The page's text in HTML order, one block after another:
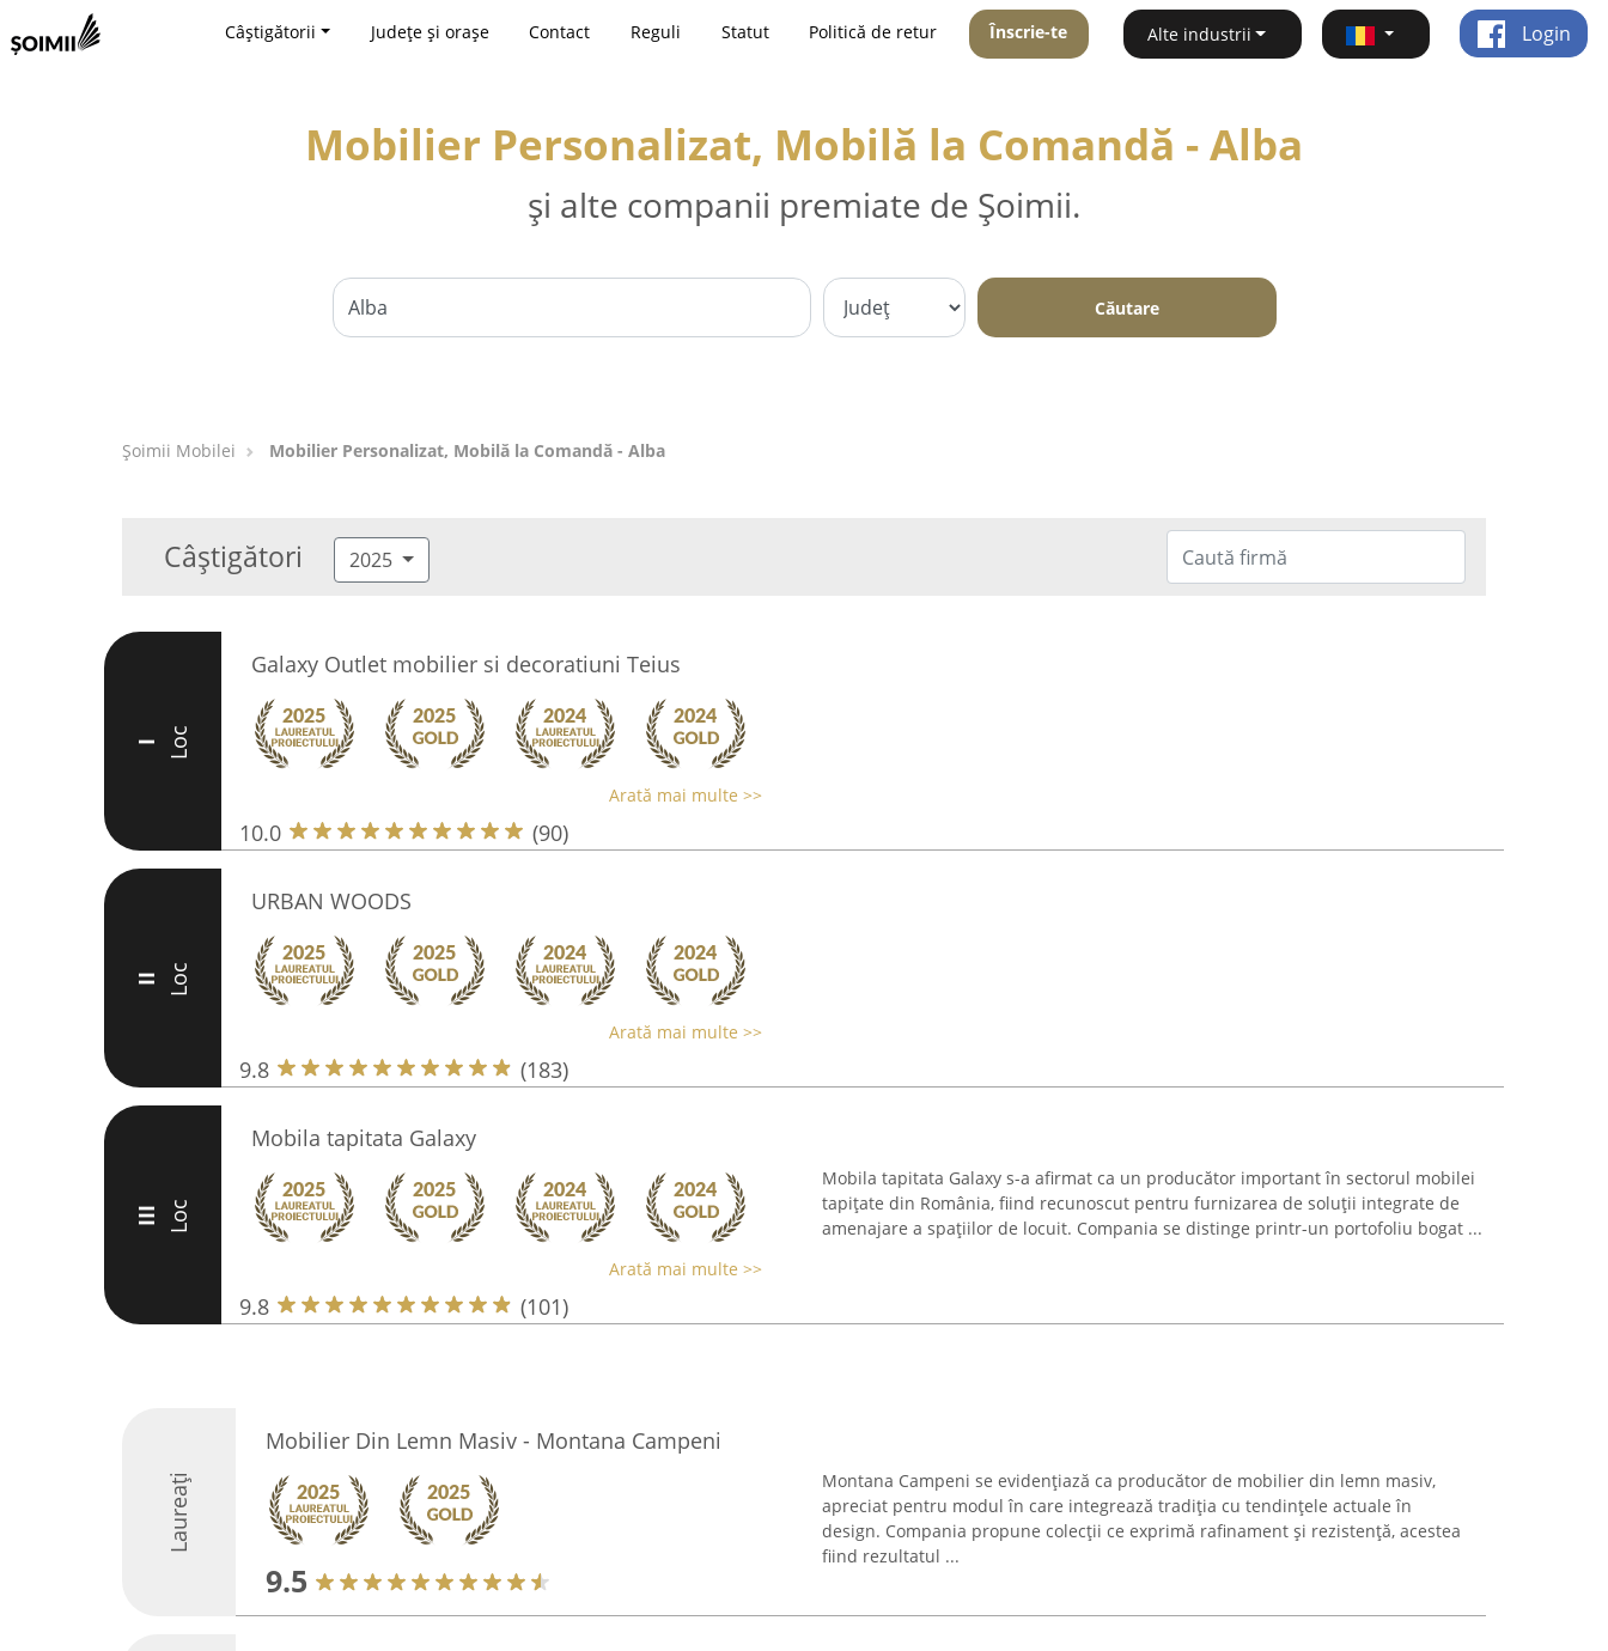
Câștigătorii Județe și orașe Contact Reguli Statut Politică de retur Înscrie-te Alte industrii Login
Mobilier Personalizat, Mobilă la Comandă - Alba
și alte companii premiate de Șoimii.
Căutare
Șoimii Mobilei Mobilier Personalizat, Mobilă la Comandă - Alba
Câștigători 2025
I Loc
Galaxy Outlet mobilier si decoratiuni Teius
Arată mai multe >>
10.0 (90)
II Loc
URBAN WOODS
Arată mai multe >>
9.8 (183)
III Loc
Mobila tapitata Galaxy
Arată mai multe >>
9.8 (101)
Mobila tapitata Galaxy s-a afirmat ca un producător important în sectorul mobilei
tapițate din România, fiind recunoscut pentru furnizarea de soluții integrate de
amenajare a spațiilor de locuit. Compania se distinge printr-un portofoliu bogat ...
Laureați
Mobilier Din Lemn Masiv - Montana Campeni
9.5
Montana Campeni se evidențiază ca producător de mobilier din lemn masiv,
apreciat pentru modul în care integrează tradiția cu tendințele actuale în
design. Compania propune colecții ce exprimă rafinament și rezistență, acestea
fiind rezultatul ...